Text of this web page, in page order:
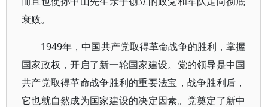
衰败。
1949年，中国共产党取得革命战争的胜利，掌握
国家政权，开启了新一轮国家建设。党的领导是中国
共产党取得革命战争胜利的重要法宝，战争胜利后，
它也就自然成为国家建设的决定因素。党奠定了新中